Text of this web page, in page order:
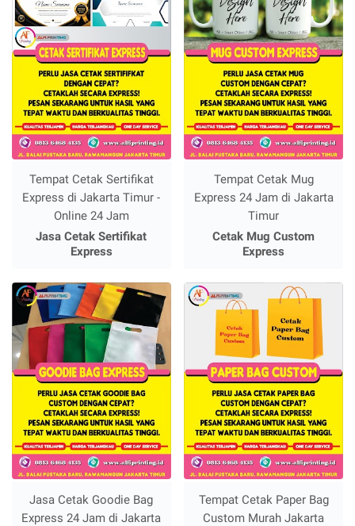
Tempat Cetak Sertifikat
Express di Jakarta Timur -
Online 24 Jam
Jasa Cetak Sertifikat
Express
Tempat Cetak Mug
Express 24 Jam di Jakarta
Timur
Cetak Mug Custom
Express
Jasa Cetak Goodie Bag
Express 24 Jam di Jakarta
Tempat Cetak Paper Bag
Custom Murah Jakarta